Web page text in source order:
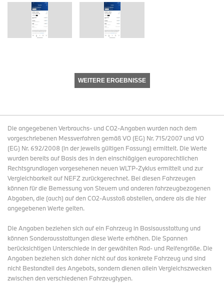
WEITERE ERGEBNISSE
Die angegebenen Verbrauchs- und CO2-Angaben wurden nach dem
vorgeschriebenen Messverfahren gemäß VO (EG) Nr. 715/2007 und VO
(EG) Nr. 692/2008 (in der jeweils gültigen Fassung) ermittelt. Die Werte
wurden bereits auf Basis des in den einschlägigen europarechtlichen
Rechtsgrundlagen vorgesehenen neuen WLTP-Zyklus ermittelt und zur
Vergleichbarkeit auf NEFZ zurückgerechnet. Bei diesen Fahrzeugen
können für die Bemessung von Steuern und anderen fahrzeugbezogenen
Abgaben, die (auch) auf den CO2-Ausstoß abstellen, andere als die hier
angegebenen Werte gelten.
Die Angaben beziehen sich auf ein Fahrzeug in Basisausstattung und
können Sonderausstattungen diese Werte erhöhen. Die Spannen
berücksichtigen Unterschiede in der gewählten Rad- und Reifengröße. Die
Angaben beziehen sich daher nicht auf das konkrete Fahrzeug und sind
nicht Bestandteil des Angebots, sondern dienen allein Vergleichszwecken
zwischen den verschiedenen Fahrzeugtypen.